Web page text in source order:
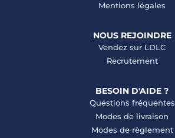
Mentions légales
NOUS REJOINDRE
Vendez sur LDLC
Recrutement
BESOIN D'AIDE ?
Questions fréquentes
Modes de livraison
Modes de règlement